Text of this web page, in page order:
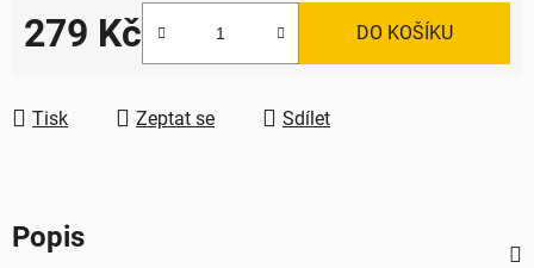
279 Kč DO KOŠÍKU
Tisk Zeptat se Sdílet
Popis